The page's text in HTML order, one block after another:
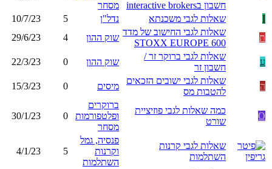
חשבון בinteractive brokers
מסחר
I שאלות לגבי משכנתא נדל"ן 5
10/7/23
ת
שאלות לגבי החישוב של מדד
STOXX EUROPE 600
שוק ההון 4
29/6/23
ע
שאלות לגבי ברוקר זר /
חשבון זר
שוק ההון 0
22/3/23
ה
שאלות לגבי ישובים הזכאים
להטבות מס
מיסים 0
15/3/23
O
כמה שאלות לגבי פוזיציית
שורט
ברוקרים
ופלטפורמות
מסחר
0
30/1/23
שאלות לגבי קרנות
השתלמות
פנסיה, גמל
וקרנות
השתלמות
5
4/1/23